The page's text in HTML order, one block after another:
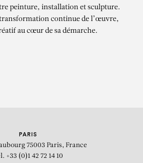
RONSSE
peinture, installation et sculpture.
continue de l’œuvre,
au cœur de sa démarche.
PARIS
75003 Paris, France
+33 (0)1 42 72 14 10